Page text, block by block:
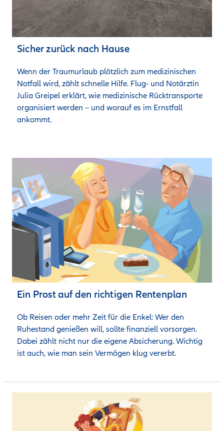
Sicher zurück nach Hause
Wenn der Traumurlaub plötzlich zum medizinischen
Notfall wird, zählt schnelle Hilfe. Flug- und Notärztin
Julia Greipel erklärt, wie medizinische Rücktransporte
organisiert werden – und worauf es im Ernstfall
ankommt.
Ein Prost auf den richtigen Rentenplan
Ob Reisen oder mehr Zeit für die Enkel: Wer den
Ruhestand genießen will, sollte finanziell vorsorgen.
Dabei zählt nicht nur die eigene Absicherung. Wichtig
ist auch, wie man sein Vermögen klug vererbt.